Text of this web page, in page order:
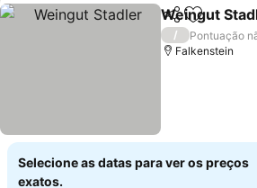
Partilhar
Weingut
/
Pontuação
Falkenstein
Selecione as datas para ver os preços
exatos.